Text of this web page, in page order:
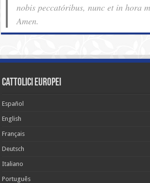
nobis pec­ca­tóribus, nunc et in hora
Amen.
cattolici europei
Español
English
Français
Deutsch
Italiano
Português